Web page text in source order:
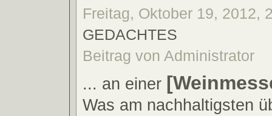
Freitag, Oktober 19, 2012,
GEDACHTES
Beitrag von Administrator
... an einer
Was am nachhaltigsten